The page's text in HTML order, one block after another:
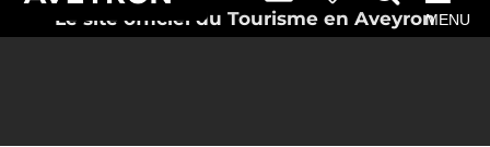
Le site officiel du Tourisme en AveyronMENU